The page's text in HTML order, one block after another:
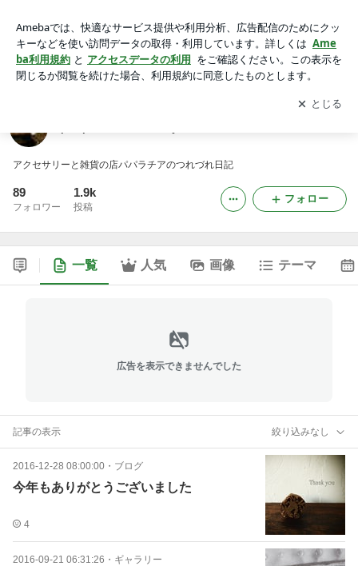
アプリをダウンロードして ブログの更新通知
を受け取りまし
ょう。
開く
アクセサリーと雑貨の店パパラチアのつれづれ日記
89
フォロワー
1.9k
投稿
フォロー
一覧 人気 画像 テーマ
広告を表示できませんでした
記事の表示 絞り込みなし
2016-12-28 08:00:00 ・ ブログ
今年もありがとうございました
4
2016-09-21 06:31:26 ・ ギャラリー